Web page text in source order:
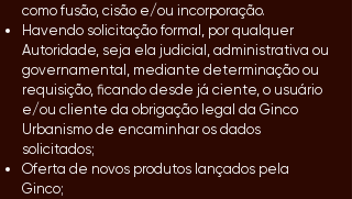
como fusão, cisão e/ou incorporação.
Havendo solicitação formal, por qualquer
Autoridade, seja ela judicial, administrativa ou
governamental, mediante determinação ou
requisição, ficando desde já ciente, o usuário
e/ou cliente da obrigação legal da Ginco
Urbanismo de encaminhar os dados
solicitados;
Oferta de novos produtos lançados pela
Ginco;